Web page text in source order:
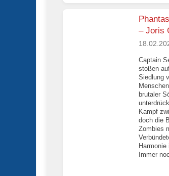
– Joris
Captain
stoßen
Siedlung
brutaler
Kampf
doch die
Zombies
Harmonie
Immer